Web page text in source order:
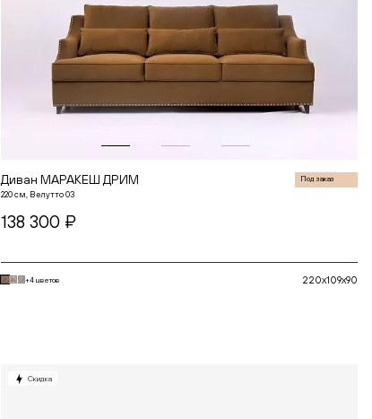
Синий
Черный
Высота (см)
Диван МАРАКЕШ ДРИМ Под заказ
220 см, Велутто 03
138 300 ₽
+4 цветов 220x109x90
Скидка